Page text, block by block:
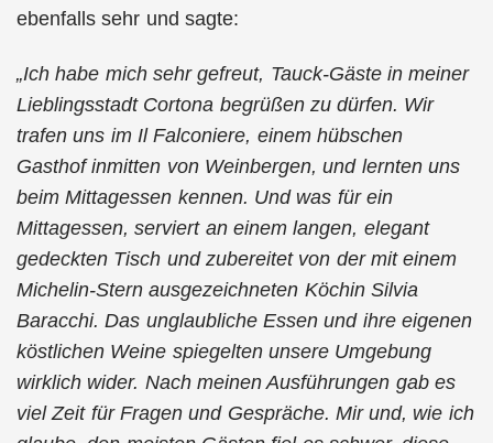
ebenfalls sehr und sagte:
„Ich habe mich sehr gefreut, Tauck-Gäste in meiner
Lieblingsstadt Cortona begrüßen zu dürfen. Wir
trafen uns im Il Falconiere, einem hübschen
Gasthof inmitten von Weinbergen, und lernten uns
beim Mittagessen kennen. Und was für ein
Mittagessen, serviert an einem langen, elegant
gedeckten Tisch und zubereitet von der mit einem
Michelin-Stern ausgezeichneten Köchin Silvia
Baracchi. Das unglaubliche Essen und ihre eigenen
köstlichen Weine spiegelten unsere Umgebung
wirklich wider. Nach meinen Ausführungen gab es
viel Zeit für Fragen und Gespräche. Mir und, wie ich